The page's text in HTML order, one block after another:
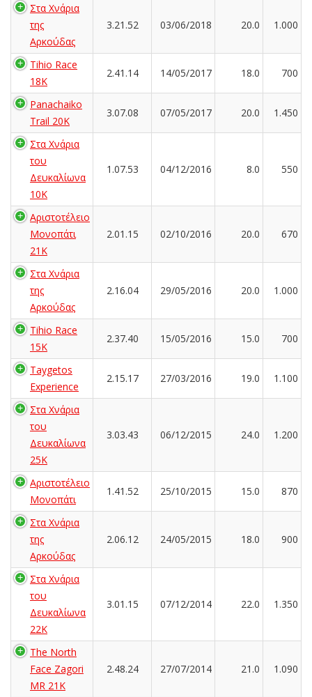
Στα Χνάρια
της
Αρκούδας
3.21.52 03/06/2018 20.0 1.000
Tihio Race
18K
2.41.14 14/05/2017 18.0 700
Panachaiko
Trail 20K
3.07.08 07/05/2017 20.0 1.450
Στα Χνάρια
του
Δευκαλίωνα
10K
1.07.53 04/12/2016 8.0 550
Αριστοτέλειο
Μονοπάτι
21Κ
2.01.15 02/10/2016 20.0 670
Στα Χνάρια
της
Αρκούδας
2.16.04 29/05/2016 20.0 1.000
Tihio Race
15K
2.37.40 15/05/2016 15.0 700
Taygetos
Experience
2.15.17 27/03/2016 19.0 1.100
Στα Χνάρια
του
Δευκαλίωνα
25K
3.03.43 06/12/2015 24.0 1.200
Αριστοτέλειο
Μονοπάτι
1.41.52 25/10/2015 15.0 870
Στα Χνάρια
της
Αρκούδας
2.06.12 24/05/2015 18.0 900
Στα Χνάρια
του
Δευκαλίωνα
22K
3.01.15 07/12/2014 22.0 1.350
The North
Face Zagori
MR 21K
2.48.24 27/07/2014 21.0 1.090